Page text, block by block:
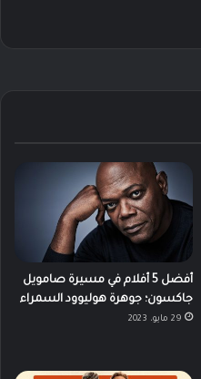
أفضل 5 أفلام في مسيرة صامويل
جاكسون؛ جوهرة هوليوود السمراء
29 مايو، 2023